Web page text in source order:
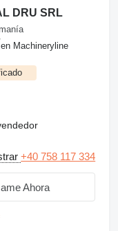
DRU SRL
Machineryline
+40 758 117 334
Ahora